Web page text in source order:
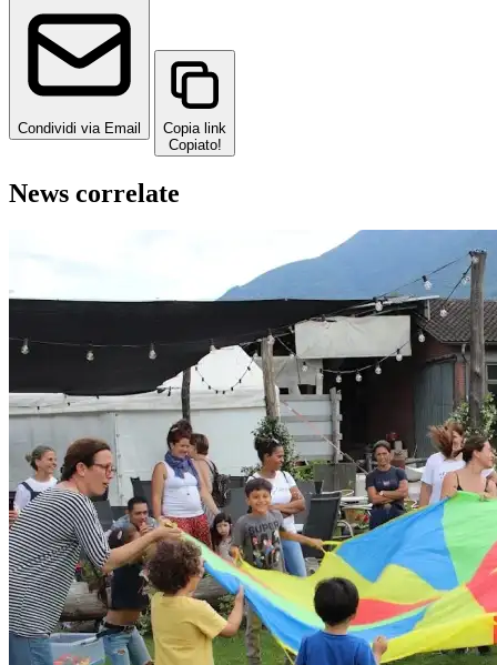
Condividi via Email
Copia link
Copiato!
News correlate